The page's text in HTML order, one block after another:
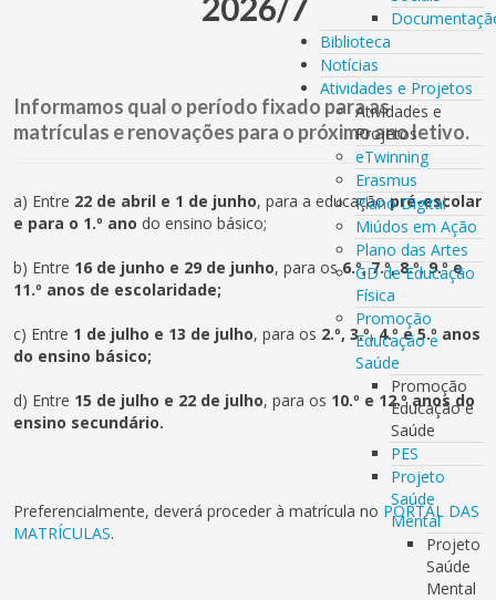
Biblioteca
Notícias
Atividades e Projetos
Atividades e
Projetos
eTwinning
Erasmus
Plano Digital
Miúdos em Ação
Plano das Artes
GD de Educação
Física
Promoção
Educação e
Saúde
Promoção
Educação e
Saúde
PES
Projeto
Saúde
Mental
Projeto
Saúde
Mental
Informamos qual o período fixado para as
matrículas e renovações para o próximo ano letivo.
a) Entre 22 de abril e 1 de junho, para a educaçãopré-escolar
e para o 1.º ano do ensino básico;
b) Entre 16 de junho e 29 de junho, para os6.º, 7.º, 8.º, 9.º e
11.º anos de escolaridade;
c) Entre 1 de julho e 13 de julho, para os 2.º, 3.º, 4.º e 5.º anos
do ensino básico;
d) Entre 15 de julho e 22 de julho, para os 10.º e 12.º anos do
ensino secundário.
Preferencialmente, deverá proceder à matrícula no PORTAL DAS
MATRÍCULAS.